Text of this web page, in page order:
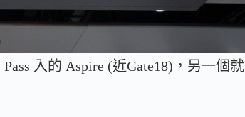
入的 Aspire (近Gate18)，另一個就